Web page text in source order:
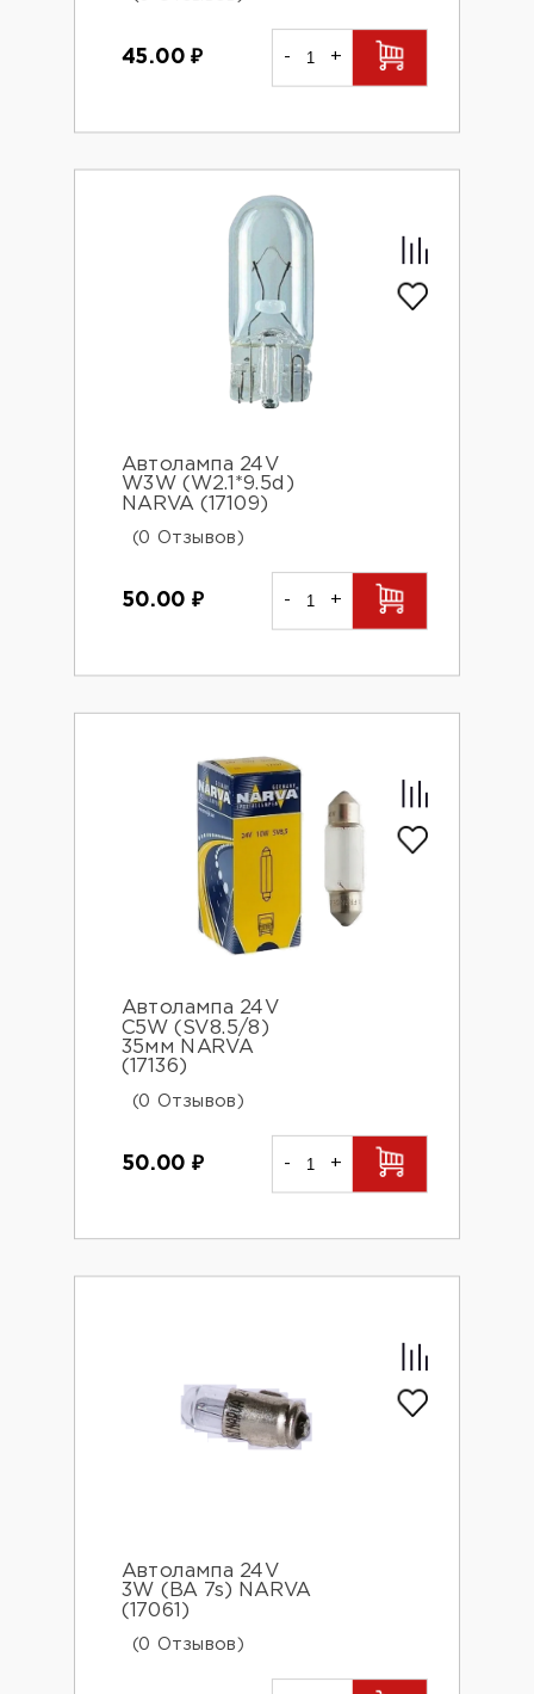
45.00 ₽ - +
Автолампа 24V
W3W (W2.1*9.5d)
NARVA (17109)
(0 Отзывов)
50.00 ₽ - +
Автолампа 24V
С5W (SV8.5/8)
35мм NARVA
(17136)
(0 Отзывов)
50.00 ₽ - +
Автолампа 24V
3W (BA 7s) NARVA
(17061)
(0 Отзывов)